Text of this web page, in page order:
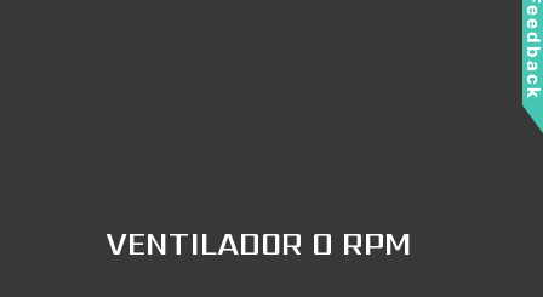
VENTILADOR 0 RPM